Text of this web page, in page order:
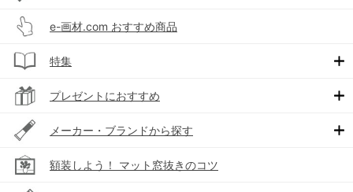
e-画材.com おすすめ商品
特集
プレゼントにおすすめ
メーカー・ブランドから探す
額装しよう！ マット窓抜きのコツ